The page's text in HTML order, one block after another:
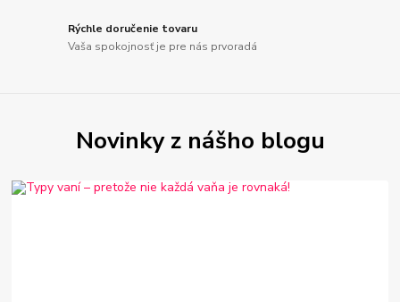
Rýchle doručenie tovaru
Vaša spokojnosť je pre nás prvoradá
Novinky z nášho blogu